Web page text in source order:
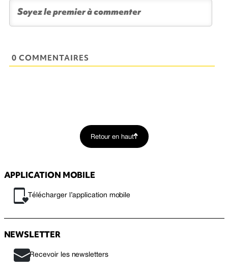
0 COMMENTAIRES
Retour en haut
APPLICATION MOBILE
Télécharger l’application mobile
NEWSLETTER
Recevoir les newsletters